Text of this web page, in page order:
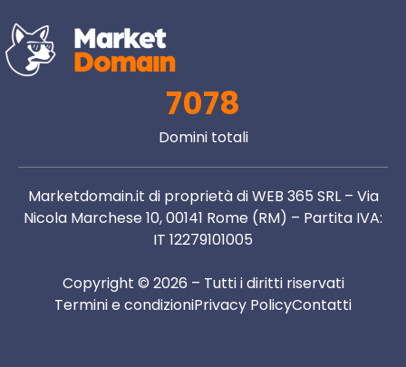
7078
Domini totali
Marketdomain.it di proprietà di WEB 365 SRL – Via
Nicola Marchese 10, 00141 Rome (RM) – Partita IVA:
IT 12279101005
Copyright © 2026 – Tutti i diritti riservati
Termini e condizioniPrivacy PolicyContatti